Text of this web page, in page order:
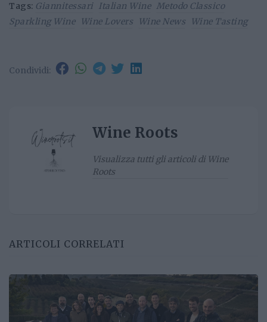
Tags: Giannitessari Italian Wine Metodo Classico
Sparkling Wine
Wine Lovers Wine News Wine Tasting
Condividi:
Wine Roots
Visualizza tutti gli articoli di Wine
Roots
ARTICOLI CORRELATI